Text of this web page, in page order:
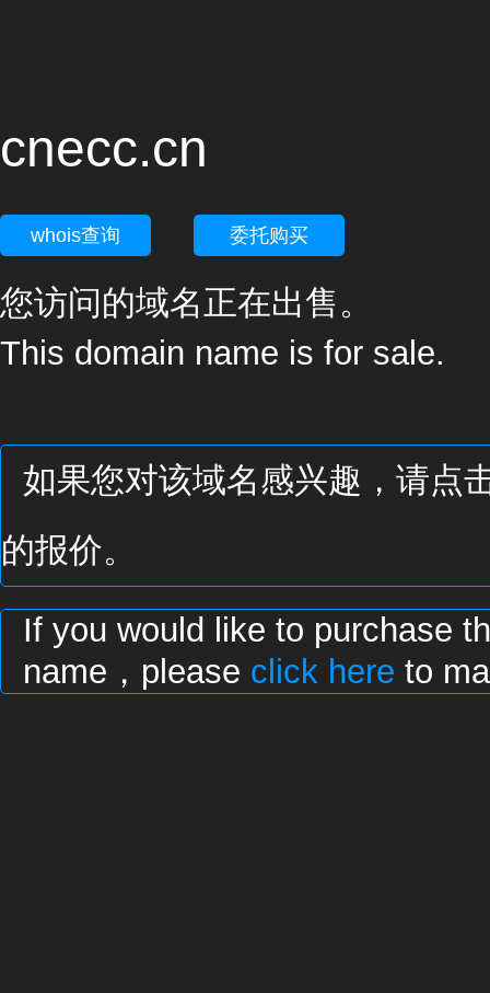
cnecc.cn
whois查询 委托购买
您访问的域名正在出售。
This domain name is for sale.
如果您对该域名感兴趣，请点
的报价。
If you would like to purchase
name，please click here to